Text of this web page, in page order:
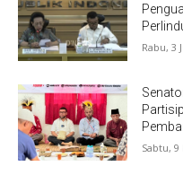
Rabu, 3
Sabtu, 9